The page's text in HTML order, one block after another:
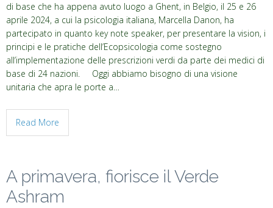
di base che ha appena avuto luogo a Ghent, in Belgio, il 25 e 26
aprile 2024, a cui la psicologia italiana, Marcella Danon, ha
partecipato in quanto key note speaker, per presentare la vision, i
principi e le pratiche dell’Ecopsicologia come sostegno
all’implementazione delle prescrizioni verdi da parte dei medici di
base di 24 nazioni. Oggi abbiamo bisogno di una visione
unitaria che apra le porte a…
Read More
A primavera, fiorisce il Verde
Ashram